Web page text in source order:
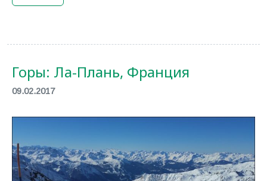
Горы: Ла-Плань, Франция
09.02.2017